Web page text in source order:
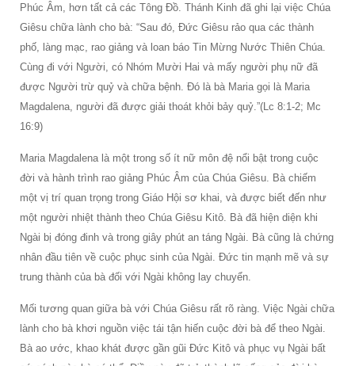
Phúc Âm, hơn tất cả các Tông Đồ. Thánh Kinh đã ghi lại việc Chúa
Giêsu chữa lành cho bà: “Sau đó, Đức Giêsu rảo qua các thành
phố, làng mạc, rao giảng và loan báo Tin Mừng Nước Thiên Chúa.
Cùng đi với Người, có Nhóm Mười Hai và mấy người phụ nữ đã
được Người trừ quỷ và chữa bệnh. Đó là bà Maria gọi là Maria
Magdalena, người đã được giải thoát khỏi bảy quỷ.”(Lc 8:1-2; Mc
16:9)
Maria Magdalena là một trong số ít nữ môn đệ nổi bật trong cuộc
đời và hành trình rao giảng Phúc Âm của Chúa Giêsu. Bà chiếm
một vị trí quan trọng trong Giáo Hội sơ khai, và được biết đến như
một người nhiệt thành theo Chúa Giêsu Kitô. Bà đã hiện diện khi
Ngài bị đóng đinh và trong giây phút an táng Ngài. Bà cũng là chứng
nhân đầu tiên về cuộc phục sinh của Ngài. Đức tin mạnh mẽ và sự
trung thành của bà đối với Ngài không lay chuyển.
Mối tương quan giữa bà với Chúa Giêsu rất rõ ràng. Việc Ngài chữa
lành cho bà khơi nguồn việc tái tận hiến cuộc đời bà để theo Ngài.
Bà ao ước, khao khát được gần gũi Đức Kitô và phục vụ Ngài bất